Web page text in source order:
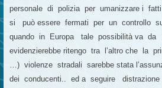
personale di polizia per umanizzare i
si può essere fermati per un controllo
quando in Europa tale possibilità va
evidenzierebbe ritengo tra l’altro che la
…) violenze stradali sarebbe stata
dei conducenti.. ed a seguire